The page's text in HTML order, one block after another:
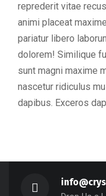
reprederit vitae
animi placeat
pariatur libero
dolorem! Similique
sunt magni maxime
nascetur ridiculus
dapibus. Exceros